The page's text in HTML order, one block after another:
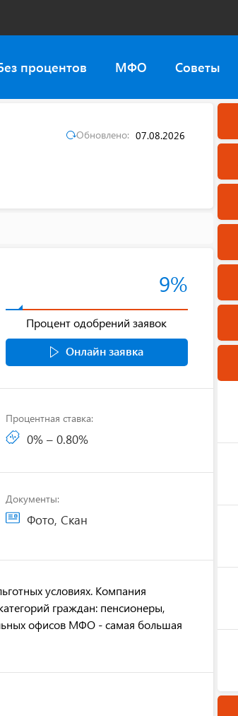
процентов МФО Советы
Обновлено: 07.08.2026
9%
Процент одобрений заявок
Онлайн заявка
Процентная ставка:
0% – 0.80%
Документы:
Фото, Скан
условиях. Компания
граждан: пенсионеры,
офисов МФО - самая большая